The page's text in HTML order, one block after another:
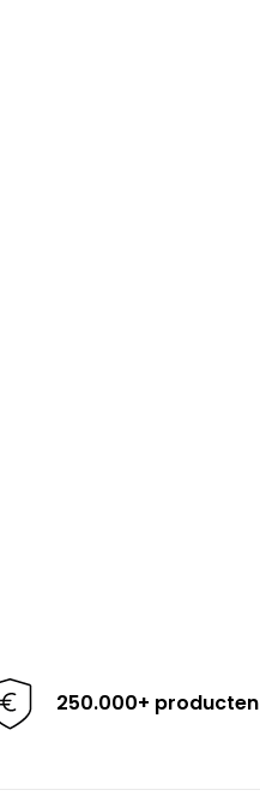
250.000+ producten